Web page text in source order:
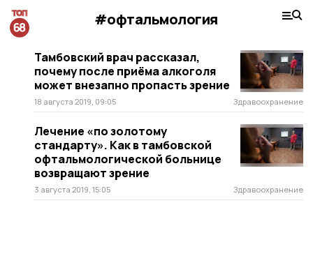
#офтальмология
Тамбовский врач рассказал,
почему после приёма алкоголя
может внезапно пропасть зрение
18 августа 2019, 09:05 Здравоохранение
Лечение «по золотому
стандарту». Как в тамбовской
офтальмологической больнице
возвращают зрение
3 августа 2019, 15:05 Здравоохранение